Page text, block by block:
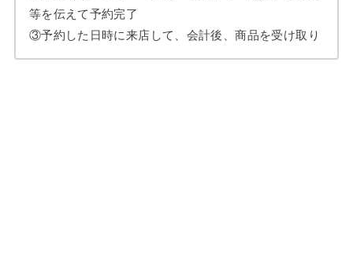
等を伝えて予約完了
③予約した日時に来店して、会計後、商品を受け取り